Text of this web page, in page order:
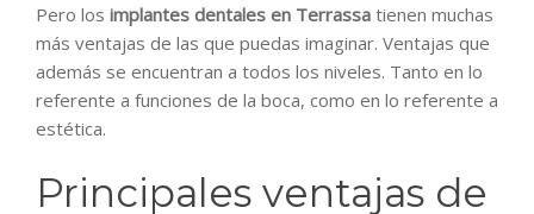
Pero los implantes dentales en Terrassa tienen muchas
más ventajas de las que puedas imaginar. Ventajas que
además se encuentran a todos los niveles. Tanto en lo
referente a funciones de la boca, como en lo referente a
estética.
Principales ventajas de